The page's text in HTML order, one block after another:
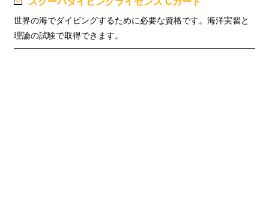
世界の海でダイビングするために必要な資格です。海洋実習と
理論の試験で取得できます。